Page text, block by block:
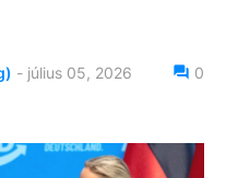
- július 05, 2026 0